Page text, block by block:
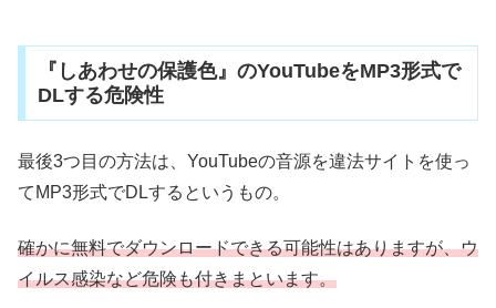
『しあわせの保護色』のYouTubeをMP3形式で
DLする危険性
最後3つ目の方法は、YouTubeの音源を違法サイトを使っ
てMP3形式でDLするというもの。
確かに無料でダウンロードできる可能性はありますが、ウ
イルス感染など危険も付きまといます。